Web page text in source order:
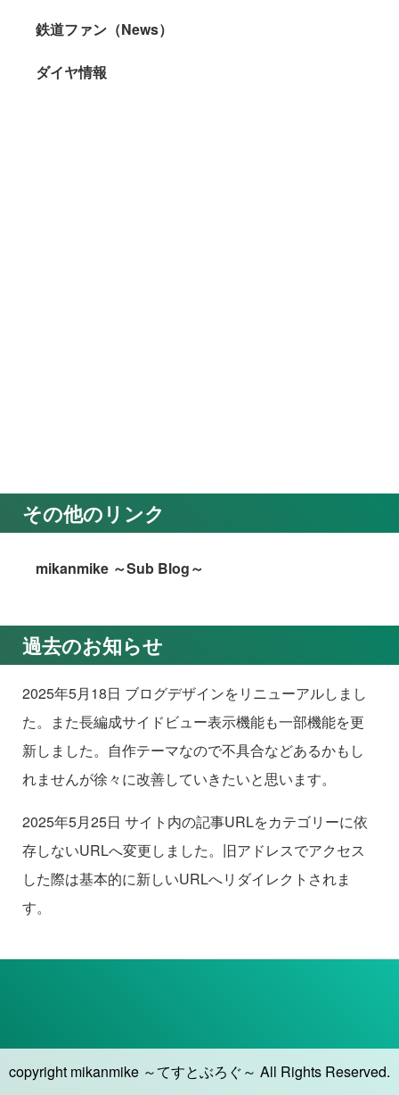
鉄道ファン（News）
ダイヤ情報
その他のリンク
mikanmike ～Sub Blog～
過去のお知らせ
2025年5月18日 ブログデザインをリニューアルしまし
た。また長編成サイドビュー表示機能も一部機能を更
新しました。自作テーマなので不具合などあるかもし
れませんが徐々に改善していきたいと思います。
2025年5月25日 サイト内の記事URLをカテゴリーに依
存しないURLへ変更しました。旧アドレスでアクセス
した際は基本的に新しいURLへリダイレクトされま
す。
copyright mikanmike ～てすとぶろぐ～ All Rights Reserved.